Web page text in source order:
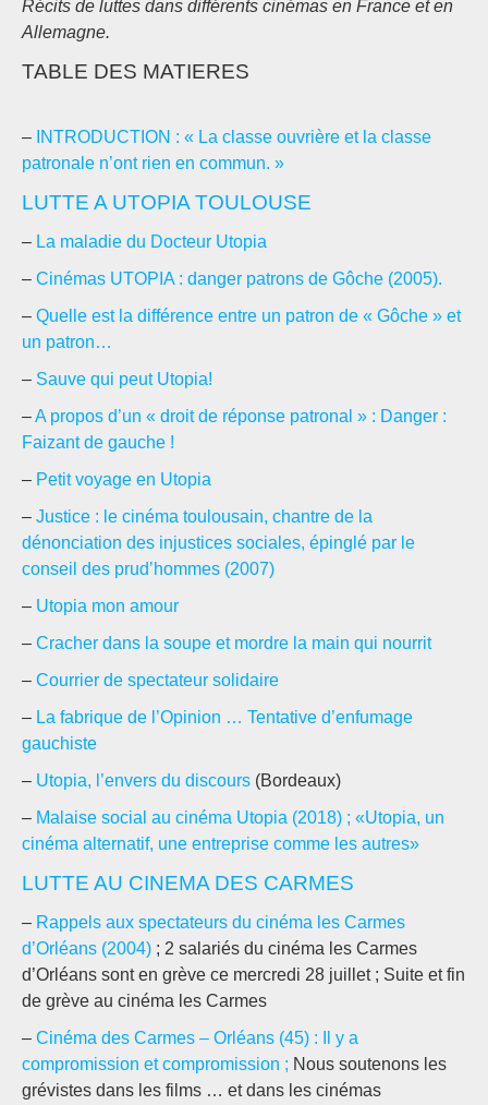
Récits de luttes dans différents cinémas en France et en
Allemagne.
TABLE DES MATIERES
– INTRODUCTION : « La classe ouvrière et la classe
patronale n’ont rien en commun. »
LUTTE A UTOPIA TOULOUSE
– La maladie du Docteur Utopia
– Cinémas UTOPIA : danger patrons de Gôche (2005).
– Quelle est la différence entre un patron de « Gôche » et
un patron…
– Sauve qui peut Utopia!
–A propos d’un « droit de réponse patronal » : Danger :
Faizant de gauche !
– Petit voyage en Utopia
– Justice : le cinéma toulousain, chantre de la
dénonciation des injustices sociales, épinglé par le
conseil des prud’hommes (2007)
– Utopia mon amour
– Cracher dans la soupe et mordre la main qui nourrit
– Courrier de spectateur solidaire
– La fabrique de l’Opinion … Tentative d’enfumage
gauchiste
– Utopia, l’envers du discours (Bordeaux)
– Malaise social au cinéma Utopia (2018) ; «Utopia, un
cinéma alternatif, une entreprise comme les autres»
LUTTE AU CINEMA DES CARMES
– Rappels aux spectateurs du cinéma les Carmes
d’Orléans (2004) ; 2 salariés du cinéma les Carmes
d’Orléans sont en grève ce mercredi 28 juillet ; Suite et fin
de grève au cinéma les Carmes
– Cinéma des Carmes – Orléans (45) : Il y a
compromission et compromission ; Nous soutenons les
grévistes dans les films … et dans les cinémas